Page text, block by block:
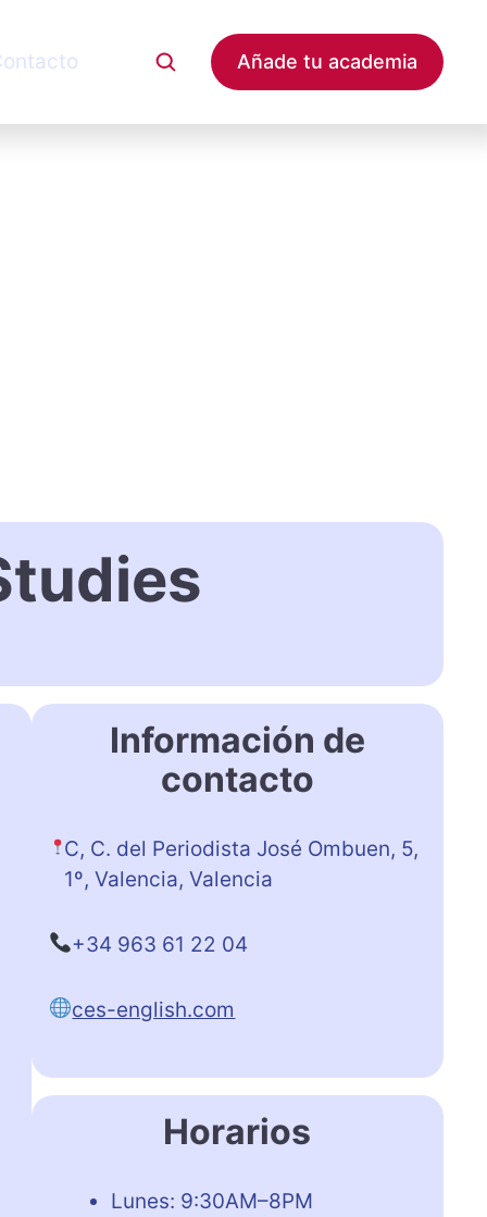
Añade tu academia
Información de
contacto
C, C. del Periodista José Ombuen, 5,
1º, Valencia, Valencia
+34 963 61 22 04
ces-english.com
Horarios
Lunes: 9:30AM–8PM